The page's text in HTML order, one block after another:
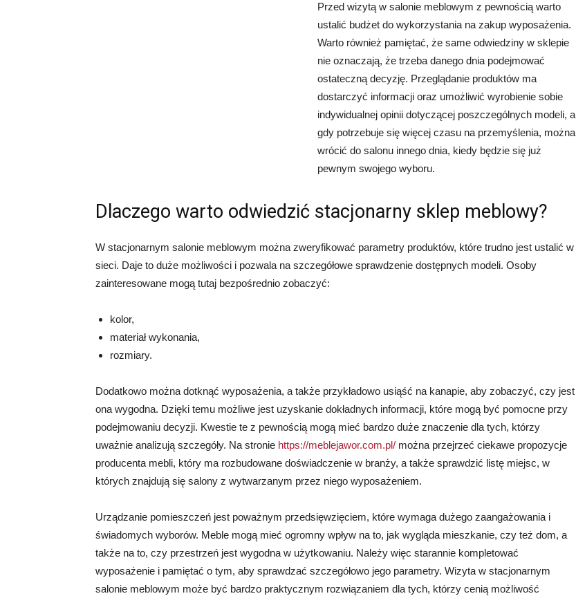
Przed wizytą w salonie meblowym z pewnością warto
ustalić budżet do wykorzystania na zakup wyposażenia.
Warto również pamiętać, że same odwiedziny w sklepie
nie oznaczają, że trzeba danego dnia podejmować
ostateczną decyzję. Przeglądanie produktów ma
dostarczyć informacji oraz umożliwić wyrobienie sobie
indywidualnej opinii dotyczącej poszczególnych modeli, a
gdy potrzebuje się więcej czasu na przemyślenia, można
wrócić do salonu innego dnia, kiedy będzie się już
pewnym swojego wyboru.
Dlaczego warto odwiedzić stacjonarny sklep meblowy?
W stacjonarnym salonie meblowym można zweryfikować parametry produktów, które trudno jest ustalić w
sieci. Daje to duże możliwości i pozwala na szczegółowe sprawdzenie dostępnych modeli. Osoby
zainteresowane mogą tutaj bezpośrednio zobaczyć:
kolor,
materiał wykonania,
rozmiary.
Dodatkowo można dotknąć wyposażenia, a także przykładowo usiąść na kanapie, aby zobaczyć, czy jest
ona wygodna. Dzięki temu możliwe jest uzyskanie dokładnych informacji, które mogą być pomocne przy
podejmowaniu decyzji. Kwestie te z pewnością mogą mieć bardzo duże znaczenie dla tych, którzy
uważnie analizują szczegóły. Na stronie https://meblejawor.com.pl/ można przejrzeć ciekawe propozycje
producenta mebli, który ma rozbudowane doświadczenie w branży, a także sprawdzić listę miejsc, w
których znajdują się salony z wytwarzanym przez niego wyposażeniem.
Urządzanie pomieszczeń jest poważnym przedsięwzięciem, które wymaga dużego zaangażowania i
świadomych wyborów. Meble mogą mieć ogromny wpływ na to, jak wygląda mieszkanie, czy też dom, a
także na to, czy przestrzeń jest wygodna w użytkowaniu. Należy więc starannie kompletować
wyposażenie i pamiętać o tym, aby sprawdzać szczegółowo jego parametry. Wizyta w stacjonarnym
salonie meblowym może być bardzo praktycznym rozwiązaniem dla tych, którzy cenią możliwość